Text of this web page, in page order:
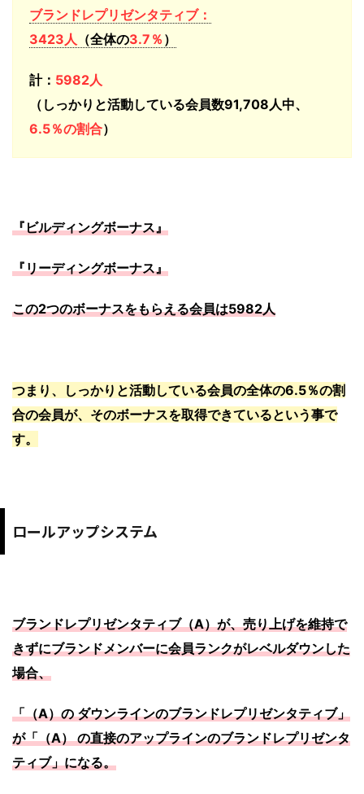
ブランドレプリゼンタティブ：
3423人 （全体の3.7％ ）
計： 5982人
（しっかりと活動している会員数91,708人中、
6.5％の割合）
『ビルディングボーナス』
『リーディングボーナス』
この2つのボーナスをもらえる会員は5982人
つまり、しっかりと活動している会員の全体の6.5％の割
合の会員が、そのボーナスを取得できているという事で
す。
ロールアップシステム
ブランドレプリゼンタティブ（A）が、売り上げを維持で
きずにブランドメンバーに会員ランクがレベルダウンした
場合、
「（A）の ダウンラインのブランドレプリゼンタティブ」
が「（A） の直接のアップラインのブランドレプリゼンタ
ティブ」になる。